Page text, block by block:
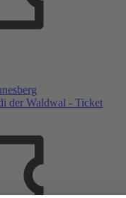
der Waldwal - Ticket